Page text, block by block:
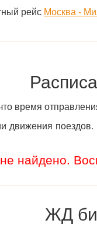
рейс Москва -
время
найдено.
ЖД